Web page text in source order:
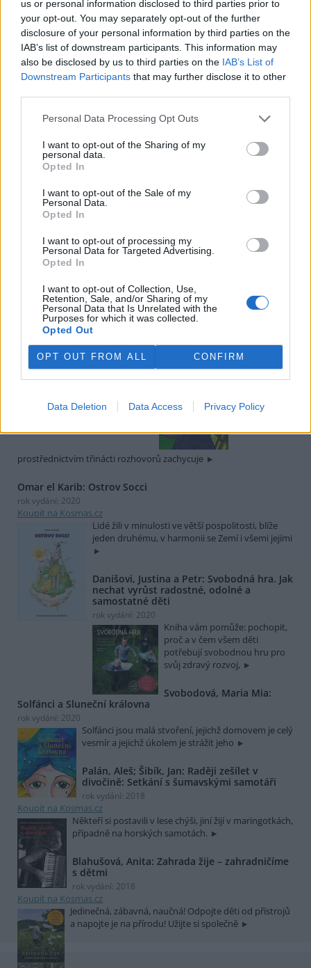
us or personal information disclosed to third parties prior to
your opt-out. You may separately opt-out of the further
disclosure of your personal information by third parties on the
IAB’s list of downstream participants. This information may
also be disclosed by us to third parties on the IAB’s List of
Downstream Participants that may further disclose it to other
Personal Data Processing Opt Outs
I want to opt-out of the Sharing of my
personal data.
Opted In
I want to opt-out of the Sale of my
Personal Data.
Opted In
I want to opt-out of processing my
Personal Data for Targeted Advertising.
Opted In
I want to opt-out of Collection, Use,
Retention, Sale, and/or Sharing of my
Personal Data that Is Unrelated with the
Purposes for which it was collected.
Opted Out
OPT OUT FROM ALL CONFIRM
Data Deletion Data Access Privacy Policy
Básně
Setkání všedního dne
14.12.2012 | Miroslav Červenka
Když západ ploval v řídké rumělce
a vločky vály vzdorujíce tíži,
jak volá „buď zdráv, Mirku“ na refýži.
Přehled knih a filmů
Mojmír Vlašín: Další příhody ochránce přírody
rok vydání: 2023
Vlašína opět přináší rozmarné
příběhy z autorova
Viktorie Hanišová: Beton a
hlína
rok vydání: 2021
Spisovatelka
Viktorie
Hanišová v
knize Beton a
prostřednictvím třinácti rozhovorů zachycuje
Omar el Karib: Ostrov Socci
rok vydání: 2020
Koupit na Kosmas.cz
Lidé žili v minulosti ve větší pospolitosti, blíže
jeden druhému, v harmonii se Zemí i všemi jejími
Danišovi, Justina a Petr: Svobodná hra. Jak
nechat vyrůst radostné, odolné a
samostatné děti
rok vydání: 2020
Kniha vám pomůže: pochopit,
proč a v čem všem děti
potřebují svobodnou hru pro
svůj zdravý rozvoj,
Svobodová, Maria Mia:
Solfánci a Sluneční královna
rok vydání: 2020
Solfánci jsou malá stvoření, jejichž domovem je celý
vesmír a jejichž úkolem je strážit jeho
Palán, Aleš; Šibík, Jan: Raději zešílet v
divočině: Setkání s šumavskými samotáři
rok vydání: 2018
Koupit na Kosmas.cz
Někteří si postavili v lese chýši, jiní žijí v maringotkách,
případně na horských samotách.
Blahušová, Anita: Zahrada žije – zahradničíme
s dětmi
rok vydání: 2018
Koupit na Kosmas.cz
Jedinečná, zábavná, naučná! Odpojte děti od přístrojů
a napojte je na přírodu! Užijte si společně